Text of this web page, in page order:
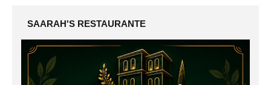
SAARAH'S RESTAURANTE